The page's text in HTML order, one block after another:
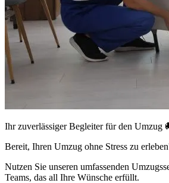
Ihr zuverlässiger Begleiter für den Umzug
Bereit, Ihren Umzug ohne Stress zu
Nutzen Sie unseren umfassenden
Teams, das all Ihre Wünsche erfüllt.